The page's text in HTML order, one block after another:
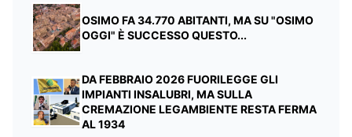
OSIMO FA 34.770 ABITANTI, MA SU "OSIMO
OGGI" È SUCCESSO QUESTO...
DA FEBBRAIO 2026 FUORILEGGE GLI
IMPIANTI INSALUBRI, MA SULLA
CREMAZIONE LEGAMBIENTE RESTA FERMA
AL 1934